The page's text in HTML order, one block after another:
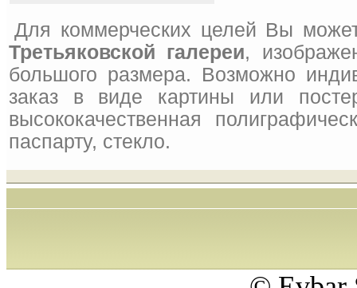
Для коммерческих целей Вы
Третьяковской галереи,
большого размера. Возможно
заказ в виде картины или
высококачественная
паспарту, стекло.